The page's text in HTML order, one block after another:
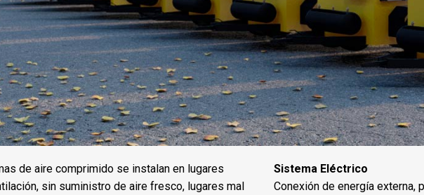
de aire comprimido se instalan en lugares
sin suministro de aire fresco, lugares mal
Sistema Eléctrico
Conexión de energía externa,